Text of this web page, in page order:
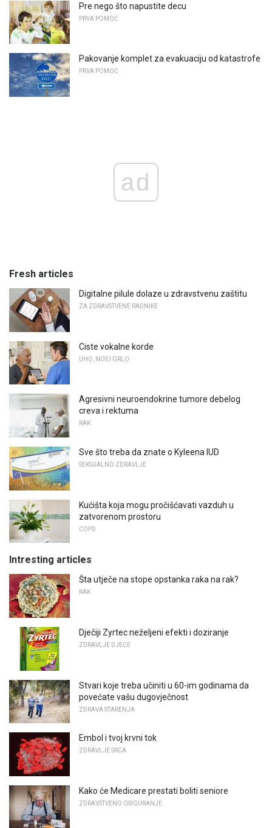
Pre nego što napustite decu
PRVA POMOĆ
Pakovanje komplet za evakuaciju od katastrofe
PRVA POMOĆ
ad
Fresh articles
Digitalne pilule dolaze u zdravstvenu zaštitu
ZA ZDRAVSTVENE RADNIKE
Ciste vokalne korde
UHO, NOS I GRLO
Agresivni neuroendokrine tumore debelog
creva i rektuma
RAK
Sve što treba da znate o Kyleena IUD
SEKSUALNO ZDRAVLJE
Kućišta koja mogu pročišćavati vazduh u
zatvorenom prostoru
COPD
Intresting articles
Šta utječe na stope opstanka raka na rak?
RAK
Dječiji Zyrtec neželjeni efekti i doziranje
ZDRAVLJE DJECE
Stvari koje treba učiniti u 60-im godinama da
povećate vašu dugovječnost
ZDRAVA STARENJA
Embol i tvoj krvni tok
ZDRAVLJE SRCA
Kako će Medicare prestati boliti seniore
ZDRAVSTVENO OSIGURANJE